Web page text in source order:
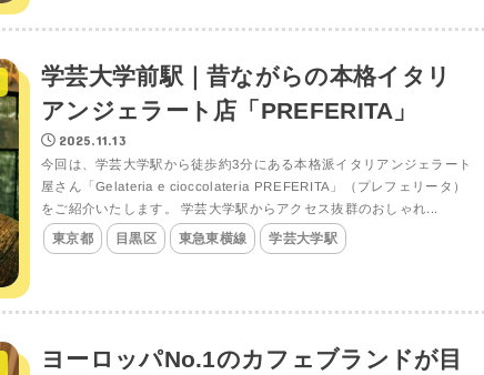
学芸大学前駅｜昔ながらの本格イタリ
アンジェラート店「PREFERITA」
2025.11.13
今回は、学芸大学駅から徒歩約3分にある本格派イタリアンジェラート
屋さん「Gelateria e cioccolateria PREFERITA」（プレフェリータ）
をご紹介いたします。 学芸大学駅からアクセス抜群のおしゃれ...
東京都 目黒区 東急東横線 学芸大学駅
ヨーロッパNo.1のカフェブランドが目